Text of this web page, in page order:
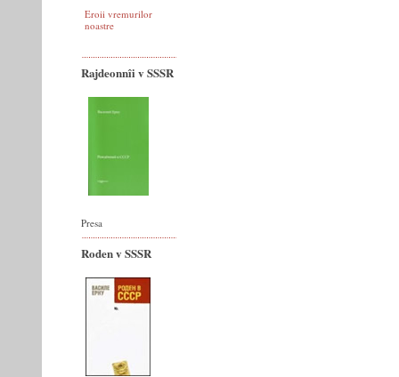
Eroii vremurilor
noastre
Rajdeonnîi v SSSR
Presa
Roden v SSSR